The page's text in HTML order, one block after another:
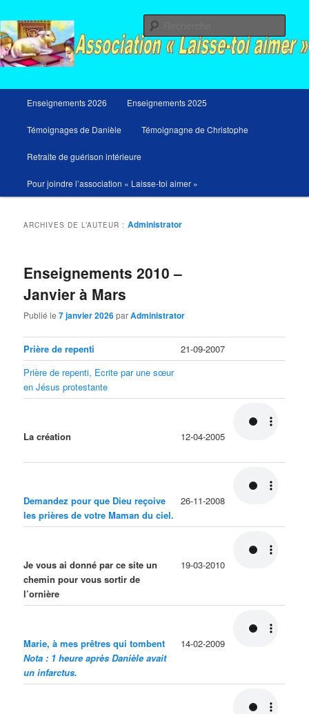
au
contenu
principal
au
contenu
secondaire
principal
Enseignements 2026 Enseignements 2025
Témoignages de Danièle Témoignagne de Christophe
Retraite de guérison intérieure
Pour joindre l’association « Laisse-toi aimer »
ARCHIVES DE L’AUTEUR :Administrator
Enseignements 2010 –
Janvier à Mars
Publié le7 janvier 2026parAdministrator
Prière de repenti
21-09-2007
Prière de repenti, Ecrite par une sœur
en Jésus protestante
La création 12-04-2005
Demandez pour que Dieu reçoive
les prières de votre Maman du ciel.
26-11-2008
Je vous ai donné par ce site un
chemin pour vous sortir de
l’ornière
19-03-2010
Marie, à mes prêtres qui tombent
Nota : 1 heure après Danièle avait
un infarctus.
14-02-2009